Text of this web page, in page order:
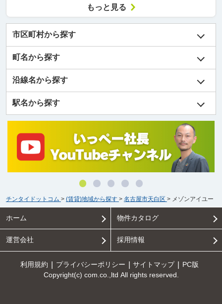
もっと見る
市区町村から探す
町名から探す
沿線名から探す
駅名から探す
チンタイドットコム > (賃貸)地域から探す > 名古屋市天白区 > メゾンアイユー
ホーム 物件カタログ
運営会社 採用情報
利用規約 プライバシーポリシー サイトマップ
PC版
Copyright(c) com.co.,ltd All rights reserved.